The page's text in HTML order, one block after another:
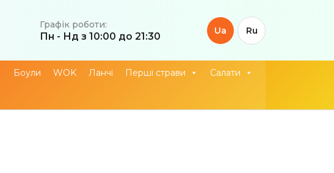
Графік роботи:
Пн - Нд з 10:00 до 21:30 Ua Ru
Боули WOK Ланчі Перші страви Салати